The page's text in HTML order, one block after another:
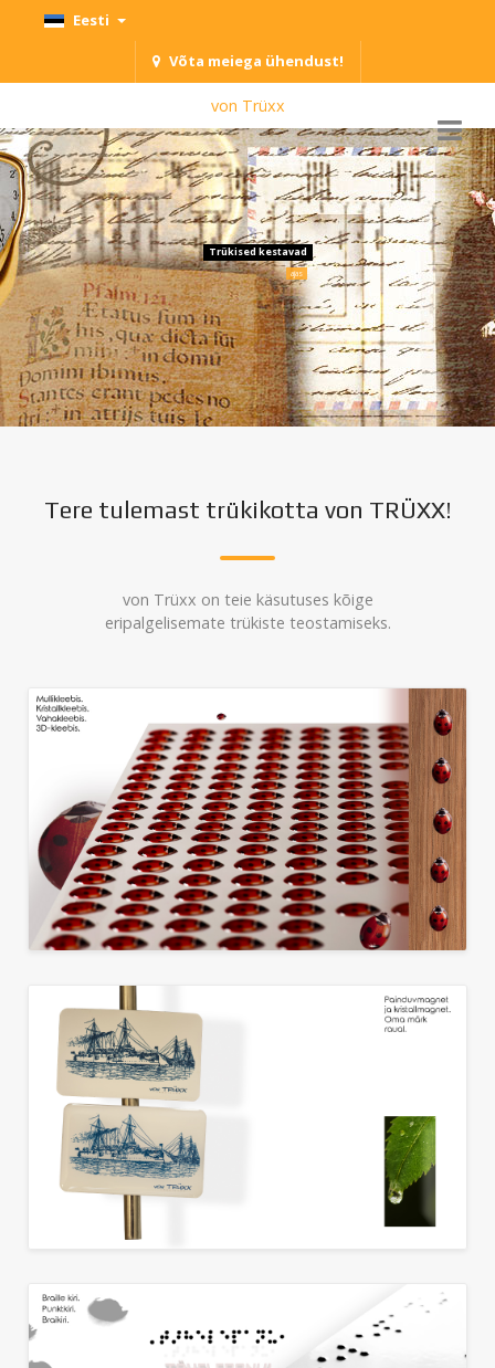
Eesti
Võta meiega ühendust!
von Trüxx
Trükised kestavad
ajas
ja ruumis
Tere tulemast trükikotta von TRÜXX!
von Trüxx on teie käsutuses kõige
eripalgelisemate trükiste teostamiseks.